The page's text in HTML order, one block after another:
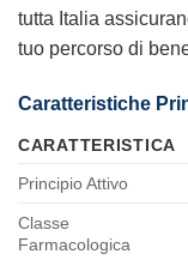
tutta Italia
tuo percorso di
Caratteristiche
CARATTERISTICA
Principio Attivo
Classe
Farmacologica